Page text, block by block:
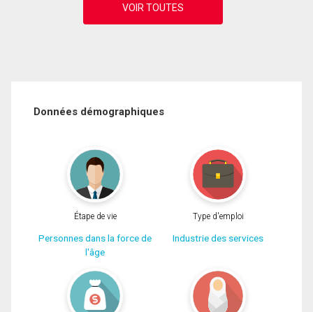
Données démographiques
Étape de vie
Personnes dans la force de
l'âge
Type d'emploi
Industrie des services